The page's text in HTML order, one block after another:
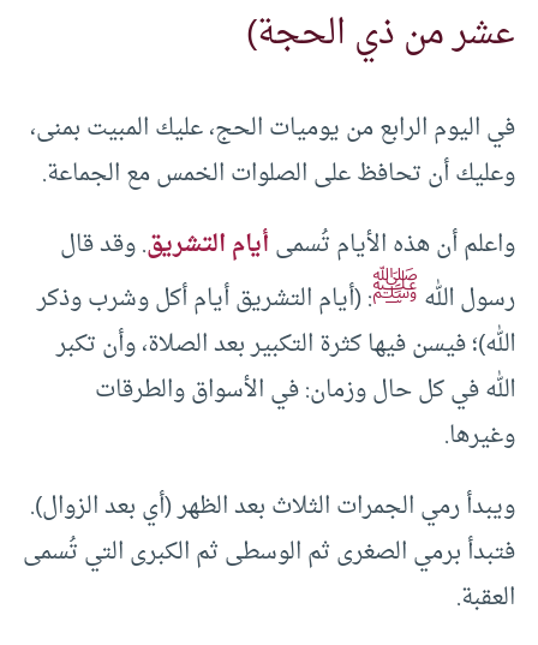
عشر من ذي الحجة)
في اليوم الرابع من يوميات الحج، عليك المبيت بمنى،
وعليك أن تحافظ على الصلوات الخمس مع الجماعة.
واعلم أن هذه الأيام تُسمىأيام التشريق. وقد قال
رسول اللهﷺ: (أيام التشريق أيام أكل وشرب وذكر
الله)؛ فيسن فيها كثرة التكبير بعد الصلاة، وأن تكبر
الله في كل حال وزمان: في الأسواق والطرقات
وغيرها.
ويبدأ رمي الجمرات الثلاث بعد الظهر (أي بعد الزوال).
فتبدأ برمي الصغرى ثم الوسطى ثم الكبرى التي تُسمى
العقبة.